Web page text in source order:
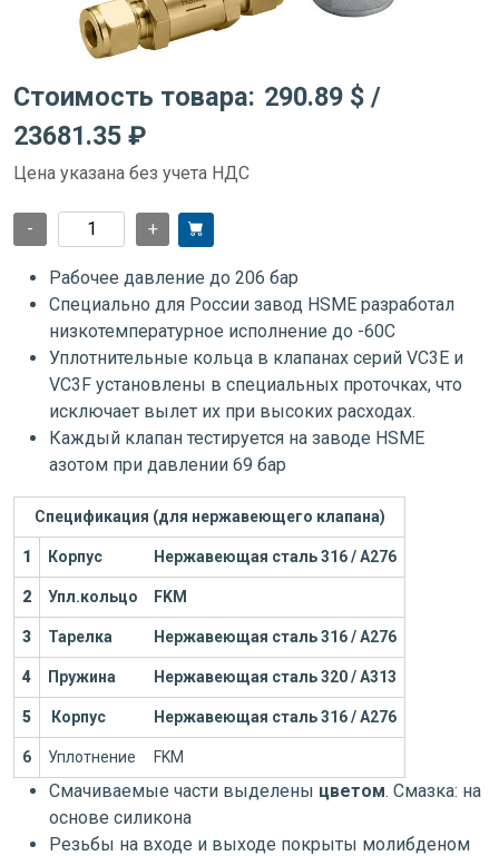
Стоимость товара: 290.89 $ /
23681.35 ₽
Цена указана без учета НДС
- +
Рабочее давление до 206 бар
Специально для России завод HSME разработал
низкотемпературное исполнение до -60С
Уплотнительные кольца в клапанах серий VC3E и
VC3F установлены в специальных проточках, что
исключает вылет их при высоких расходах.
Каждый клапан тестируется на заводе HSME
азотом при давлении 69 бар
Спецификация (для нержавеющего клапана)
1 Корпус Нержавеющая сталь 316 / А276
2 Упл.кольцо FKM
3 Тарелка Нержавеющая сталь 316 / А276
4 Пружина Нержавеющая сталь 320 / А313
5 Корпус Нержавеющая сталь 316 / А276
6 Уплотнение FKM
Смачиваемые части выделены цветом. Смазка: на
основе силикона
Резьбы на входе и выходе покрыты молибденом